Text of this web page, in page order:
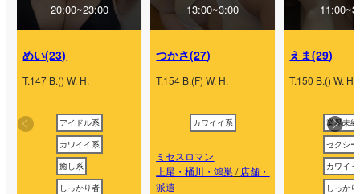
20:00~23:00
めい(23)
T.147 B.() W. H.
アイドル系
カワイイ系
癒し系
しっかり者
13:00~3:00
つかさ(27)
T.154 B.(F) W. H.
カワイイ系
ミセスロマン
上尾・桶川・鴻巣 / 店舗・
派遣
えま(29)
T.150 B.() W. H.
業界未
セクシ
カワイ
しっか